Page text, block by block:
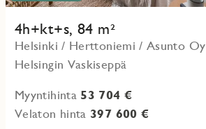
4h+kt+s, 84 m²
Helsinki / Herttoniemi / Asunto Oy
Helsingin Vaskiseppä
Myyntihinta 53 704 €
Velaton hinta 397 600 €